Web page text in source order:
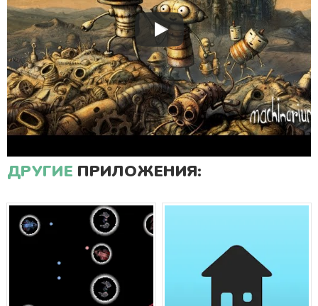
ДРУГИЕ ПРИЛОЖЕНИЯ: